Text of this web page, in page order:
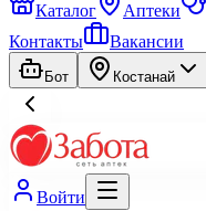
Каталог
Аптеки
Контакты
Вакансии
Бот Костанай
Войти